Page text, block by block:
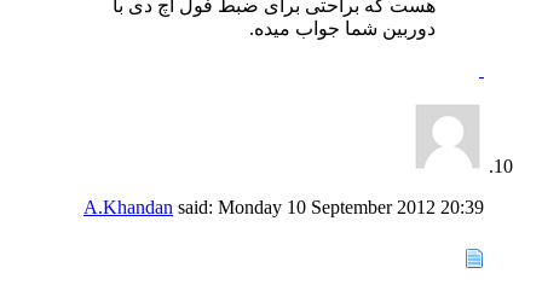
هست که براحتی برای ضبط فول اچ دی با
دوربین شما جواب میده.
A.Khandan said: Monday 10 September 2012 20:39